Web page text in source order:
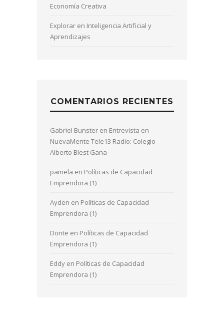
Economía Creativa
Explorar en Inteligencia Artificial y
Aprendizajes
COMENTARIOS RECIENTES
Gabriel Bunster en Entrevista en
NuevaMente Tele13 Radio: Colegio
Alberto Blest Gana
pamela en Políticas de Capacidad
Emprendora (1)
Ayden en Políticas de Capacidad
Emprendora (1)
Donte en Políticas de Capacidad
Emprendora (1)
Eddy en Políticas de Capacidad
Emprendora (1)